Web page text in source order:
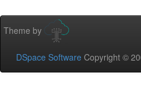
Theme by
DSpace Software Copyright ©